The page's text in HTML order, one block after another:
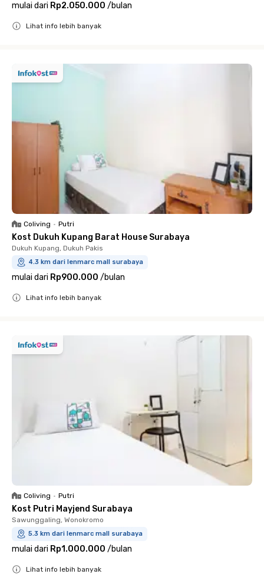
mulai dari Rp2.050.000 /bulan
Lihat info lebih banyak
Coliving • Putri
Kost Dukuh Kupang Barat House Surabaya
Dukuh Kupang, Dukuh Pakis
4.3 km dari lenmarc mall surabaya
mulai dari Rp900.000 /bulan
Lihat info lebih banyak
Coliving • Putri
Kost Putri Mayjend Surabaya
Sawunggaling, Wonokromo
5.3 km dari lenmarc mall surabaya
mulai dari Rp1.000.000 /bulan
Lihat info lebih banyak